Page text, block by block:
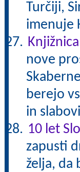
Turčiji,
imenuje
nove
berejo
in
10 let
zapusti
želja, da